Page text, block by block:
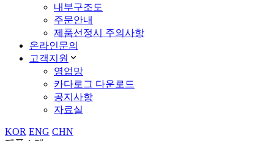
내부구조도
주문안내
제품선정시 주의사항
온라인문의
고객지원
영업망
카다로그 다운로드
공지사항
자료실
KOR ENG CHN